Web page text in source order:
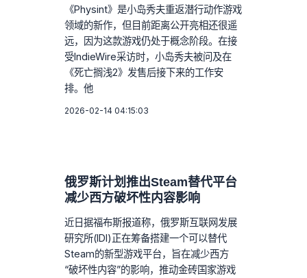
《Physint》是小岛秀夫重返潜行动作游戏
领域的新作，但目前距离公开亮相还很遥
远，因为这款游戏仍处于概念阶段。在接
受IndieWire采访时，小岛秀夫被问及在
《死亡搁浅2》发售后接下来的工作安
排。他
2026-02-14 04:15:03
俄罗斯计划推出Steam替代平台
减少西方破坏性内容影响
近日据福布斯报道称，俄罗斯互联网发展
研究所(IDI)正在筹备搭建一个可以替代
Steam的新型游戏平台，旨在减少西方
“破坏性内容”的影响，推动金砖国家游戏